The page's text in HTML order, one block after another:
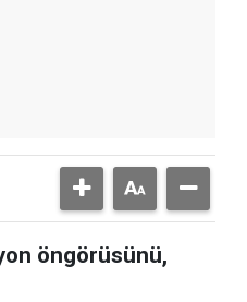
öngörüsünü,